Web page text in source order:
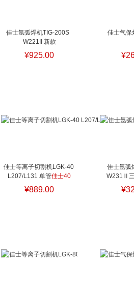
佳士氩弧焊机TIG-200S
W221II 新款
¥925.00
佳士气保
佳士等离子切割机LGK-40
L207/L131 单管佳士40
¥889.00
佳士氩弧
W231Ⅱ